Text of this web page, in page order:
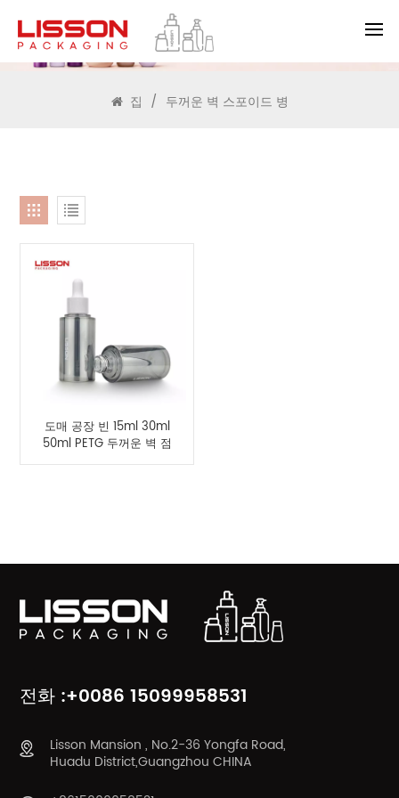
찾다
집 / 두꺼운 벽 스포이드 병
도매 공장 빈 15ml 30ml
50ml PETG 두꺼운 벽 점
적기 병
전화 :+0086 15099958531
Lisson Mansion , No.2-36 Yongfa Road,
Huadu District,Guangzhou CHINA